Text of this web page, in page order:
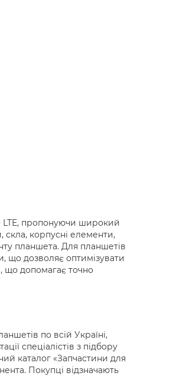
LTE, пропонуючи широкий
скла, корпусні елементи,
планшета. Для планшетів
що дозволяє оптимізувати
що допомагає точно
по всій Україні,
спеціалістів з підбору
каталог «Запчастини для
Покупці відзначають